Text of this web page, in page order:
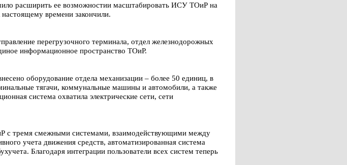
расширить ее возможностии масштабировать ИСУ ТОиР на
времени закончили.
перегрузочного терминала, отдел железнодорожных
информационное пространство ТОиР.
оборудование отдела механизации – более 50 единиц, в
тягачи, коммунальные машины и автомобили, а также
система охватила электрические сети, сети
с тремя смежными системами, взаимодействующими между
учета движения средств, автоматизированная система
Благодаря интеграции пользователи всех систем теперь